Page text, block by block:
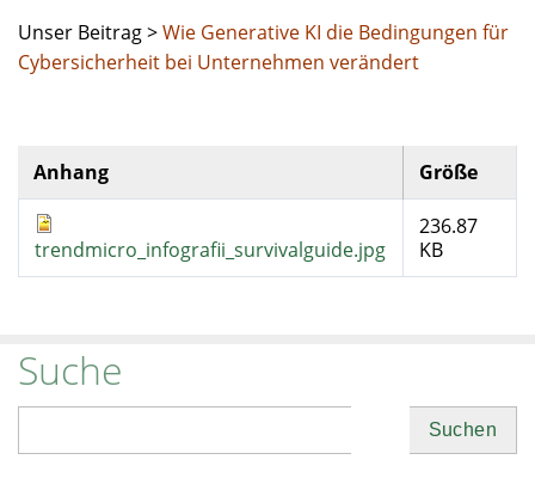
Unser Beitrag >Wie Generative KI die Bedingungen für
Cybersicherheit bei Unternehmen verändert
Anhang Größe
trendmicro_infografii_survivalguide.jpg
236.87
KB
Suche